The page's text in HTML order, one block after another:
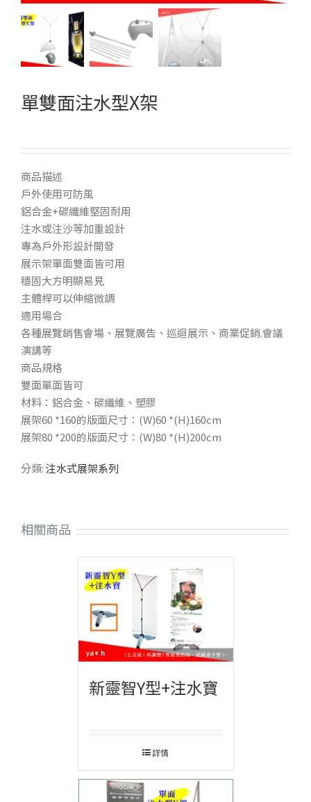
單雙面注水型X架
商品描述
戶外使用可防風
鋁合金+碳纖維堅固耐用
注水或注沙等加重設計
專為戶外形設計開發
展示架單面雙面皆可用
穩固大方明顯易見
主體桿可以伸縮微調
適用場合
各種展覽銷售會場、展覽廣告、巡迴展示、商業促銷.會議
演講等
商品規格
雙面單面皆可
材料：鋁合金、碳纖維、塑膠
展架60 *160的版面尺寸：(W)60 *(H)160cm
展架80 *200的版面尺寸：(W)80 *(H)200cm
分類:注水式展架系列
相關商品
新靈智Y型+注水寶
詳情